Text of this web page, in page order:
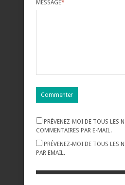
MESSAGE*
PRÉVENEZ-MOI DE TOUS LES
COMMENTAIRES PAR E-MAIL.
PRÉVENEZ-MOI DE TOUS LES
PAR EMAIL.